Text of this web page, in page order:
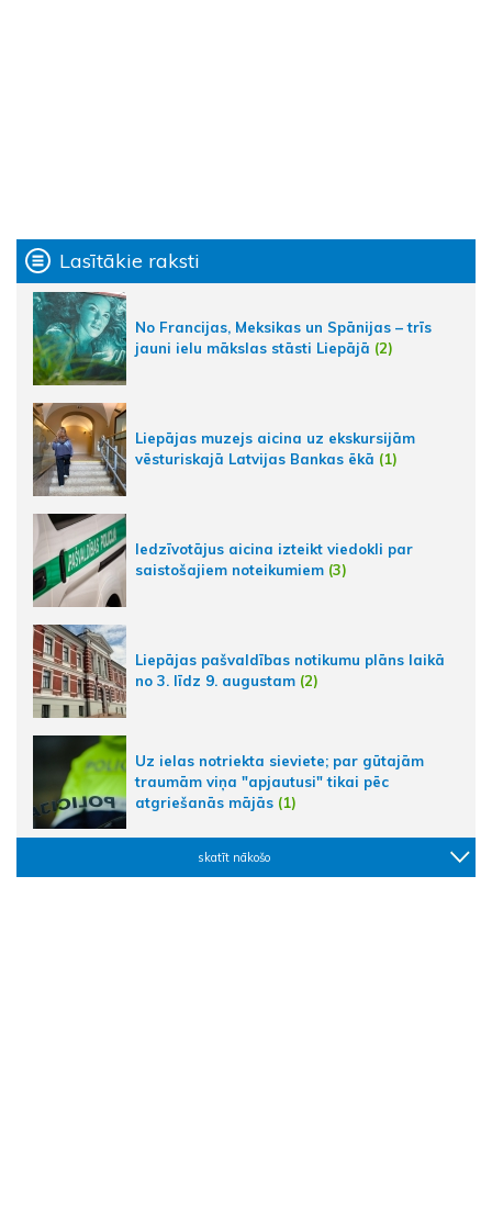
Lasītākie raksti
No Francijas, Meksikas un Spānijas – trīs
jauni ielu mākslas stāsti Liepājā (2)
Liepājas muzejs aicina uz ekskursijām
vēsturiskajā Latvijas Bankas ēkā (1)
Iedzīvotājus aicina izteikt viedokli par
saistošajiem noteikumiem (3)
Liepājas pašvaldības notikumu plāns laikā
no 3. līdz 9. augustam (2)
Uz ielas notriekta sieviete; par gūtajām
traumām viņa "apjautusi" tikai pēc
atgriešanās mājās (1)
skatīt nākošo